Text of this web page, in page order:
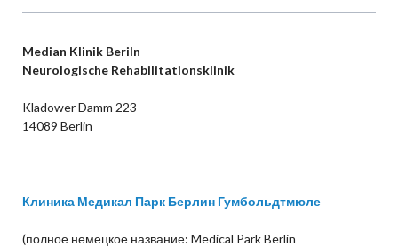
Median Klinik Beriln
Neurologische Rehabilitationsklinik
Kladower Damm 223
14089 Berlin
Клиника Медикал Парк Берлин Гумбольдтмюле
(полное немецкое название: Medical Park Berlin